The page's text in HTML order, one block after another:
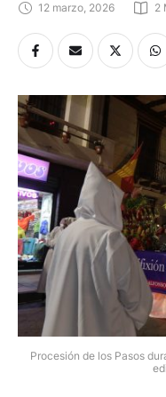
12 marzo, 2026 2
Procesión de los Pasos